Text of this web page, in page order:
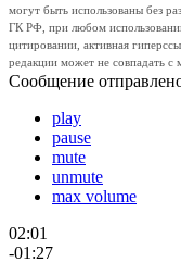
могут быть использованы без
ГК РФ, при любом
цитировании, активная
редакции может не совпадать с
Сообщение
play
pause
mute
unmute
max volume
02:01
-01:27